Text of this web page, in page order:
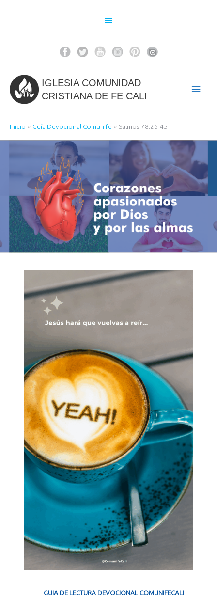
Above
IGLESIA COMUNIDAD
CRISTIANA DE FE CALI
Inicio Guía Devocional Comunife Salmos 78:26-45
GUIA DE LECTURA DEVOCIONAL COMUNIFECALI